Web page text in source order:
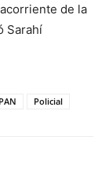
de la
Sarahí
PAN Policial